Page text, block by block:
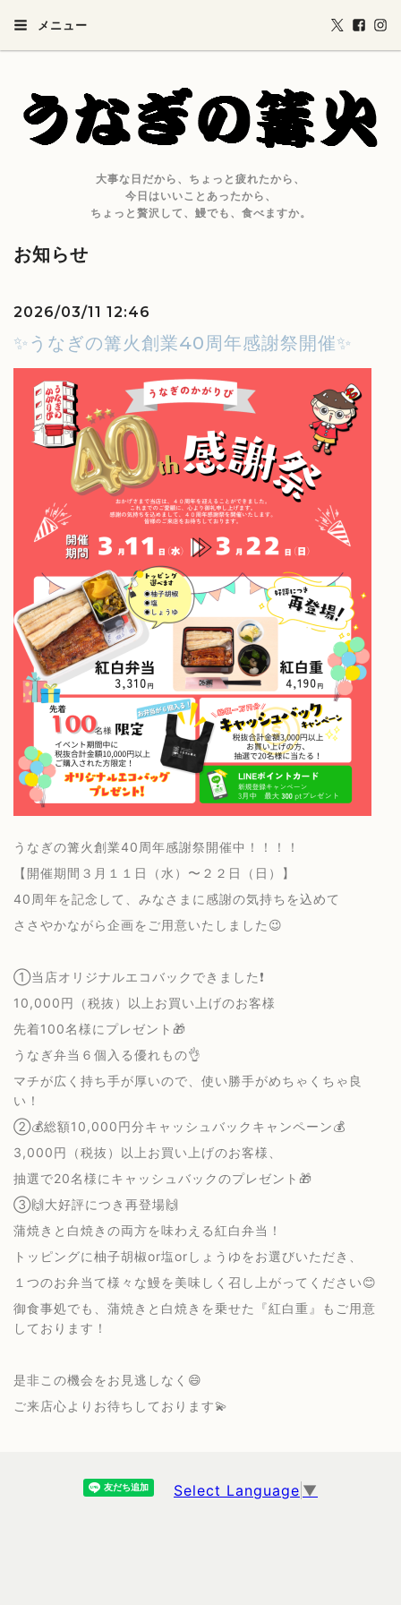
メニュー
大事な日だから、ちょっと疲れたから、
今日はいいことあったから、
ちょっと贅沢して、鰻でも、食べますか。
お知らせ
2026/03/11 12:46
✨うなぎの篝火創業40周年感謝祭開催✨
うなぎの篝火創業40周年感謝祭開催中！！！！
【開催期間３月１１日（水）〜２２日（日）】
40周年を記念して、みなさまに感謝の気持ちを込めて
ささやかながら企画をご用意いたしました😉
①当店オリジナルエコバックできました❗️
10,000円（税抜）以上お買い上げのお客様
先着100名様にプレゼント🎁
うなぎ弁当６個入る優れもの👌
マチが広く持ち手が厚いので、使い勝手がめちゃくちゃ良
い！
②💰総額10,000円分キャッシュバックキャンペーン💰
3,000円（税抜）以上お買い上げのお客様、
抽選で20名様にキャッシュバックのプレゼント🎁
③🙌大好評につき再登場🙌
蒲焼きと白焼きの両方を味わえる紅白弁当！
トッピングに柚子胡椒or塩orしょうゆをお選びいただき、
１つのお弁当て様々な鰻を美味しく召し上がってください😊
御食事処でも、蒲焼きと白焼きを乗せた『紅白重』もご用意
しております！
是非この機会をお見逃しなく😄
ご来店心よりお待ちしております💫
Select Language ▼